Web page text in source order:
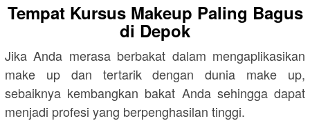
Tempat Kursus Makeup Paling Bagus
di Depok
Jika Anda merasa berbakat dalam mengaplikasikan
make up dan tertarik dengan dunia make up,
sebaiknya kembangkan bakat Anda sehingga dapat
menjadi profesi yang berpenghasilan tinggi.